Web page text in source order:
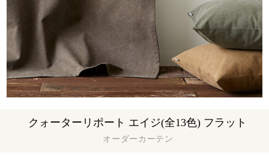
オーダーカーテン
クォーターリポート エイジ(全13色) フラット